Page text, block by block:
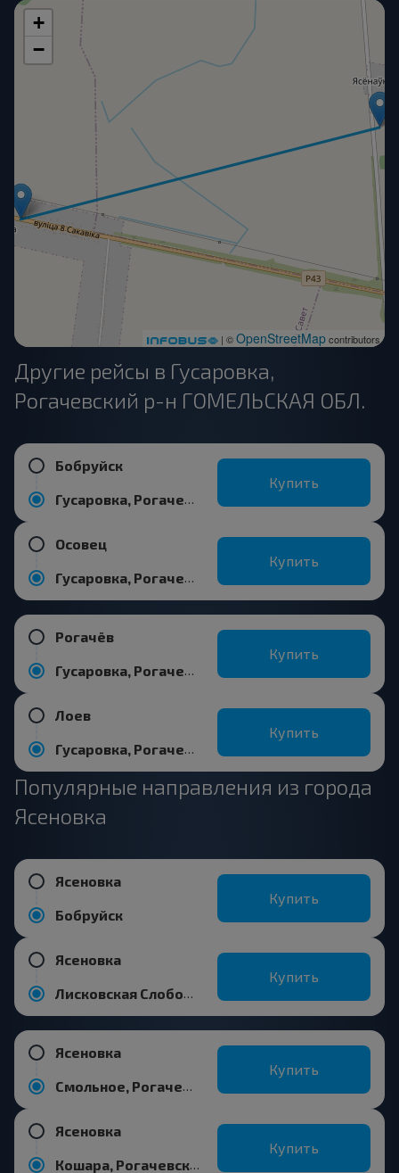
+
−
| ©OpenStreetMapcontributors
Другие рейсы в Гусаровка,
Рогачевский р-н ГОМЕЛЬСКАЯ ОБЛ.
Бобруйск
Гусаровка, Рогачевский р-н ГОМЕЛЬСКАЯ ОБЛ.
Купить
Осовец
Гусаровка, Рогачевский р-н ГОМЕЛЬСКАЯ ОБЛ.
Купить
Рогачёв
Гусаровка, Рогачевский р-н ГОМЕЛЬСКАЯ ОБЛ.
Купить
Лоев
Гусаровка, Рогачевский р-н ГОМЕЛЬСКАЯ ОБЛ.
Купить
Популярные направления из города
Ясеновка
Ясеновка
Бобруйск
Купить
Ясеновка
Лисковская Слобода, Рогачевский р-н ГОМЕЛЬСКАЯ ОБЛ.
Купить
Ясеновка
Смольное, Рогачевский р-н ГОМЕЛЬСКАЯ ОБЛ.
Купить
Ясеновка
Кошара, Рогачевский р-н ГОМЕЛЬСКАЯ ОБЛ.
Купить